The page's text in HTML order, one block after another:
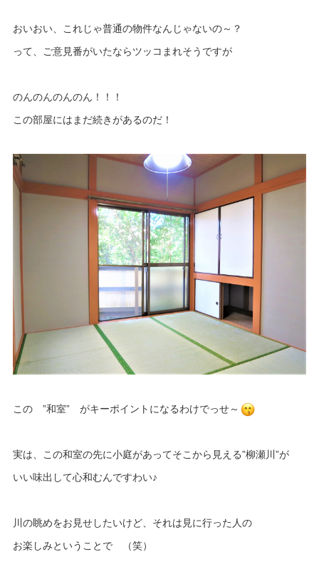
おいおい、これじゃ普通の物件なんじゃないの～？
って、ご意見番がいたならツッコまれそうですが
のんのんのんのん！！！
この部屋にはまだ続きがあるのだ！
この ”和室” がキーポイントになるわけでっせ～
実は、この和室の先に小庭があってそこから見える”柳瀬川”が
いい味出して心和むんですわい♪
川の眺めをお見せしたいけど、それは見に行った人の
お楽しみということで （笑）